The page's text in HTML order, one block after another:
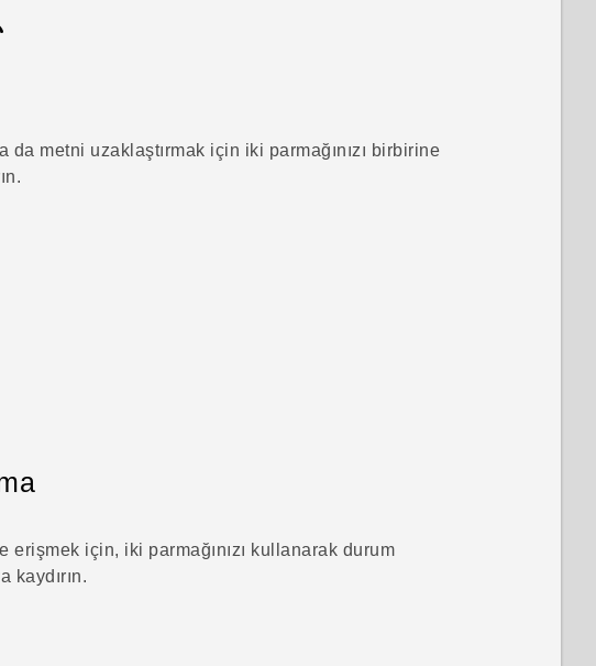
da metni uzaklaştırmak için iki parmağınızı birbirine
erişmek için, iki parmağınızı kullanarak durum
kaydırın.